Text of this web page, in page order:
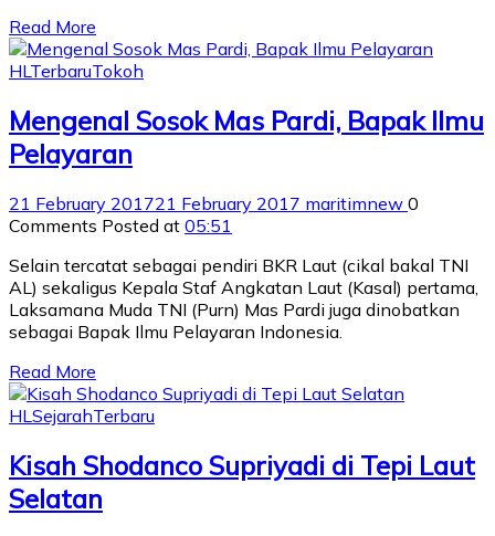
Read More
HLTerbaruTokoh
Mengenal Sosok Mas Pardi, Bapak Ilmu
Pelayaran
21 February 201721 February 2017 maritimnew 0
Comments Posted at 05:51
Selain tercatat sebagai pendiri BKR Laut (cikal bakal TNI
AL) sekaligus Kepala Staf Angkatan Laut (Kasal) pertama,
Laksamana Muda TNI (Purn) Mas Pardi juga dinobatkan
sebagai Bapak Ilmu Pelayaran Indonesia.
Read More
HLSejarahTerbaru
Kisah Shodanco Supriyadi di Tepi Laut
Selatan